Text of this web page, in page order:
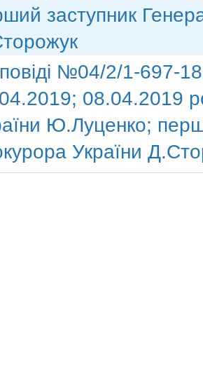
заступник
№04/2/1-697-
08.04.2019
Ю.Луценко;
України